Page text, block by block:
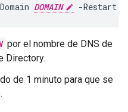
DOMAIN -Restart
por el nombre de DNS de
Directory.
de 1 minuto para que se